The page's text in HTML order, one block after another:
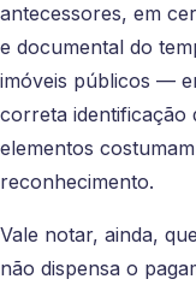
antecessores, em
e documental do
imóveis públicos —
correta identificação
elementos
reconhecimento.
Vale notar, ainda,
não dispensa o